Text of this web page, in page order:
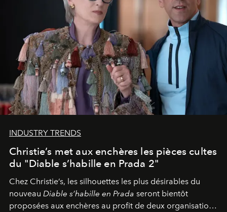
INDUSTRY TRENDS
Christie’s met aux enchères les pièces cultes
du "Diable s’habille en Prada 2"
Chez Christie’s, les silhouettes les plus désirables du
nouveau Diable s’habille en Prada seront bientôt
proposées aux enchères au profit de deux organisations